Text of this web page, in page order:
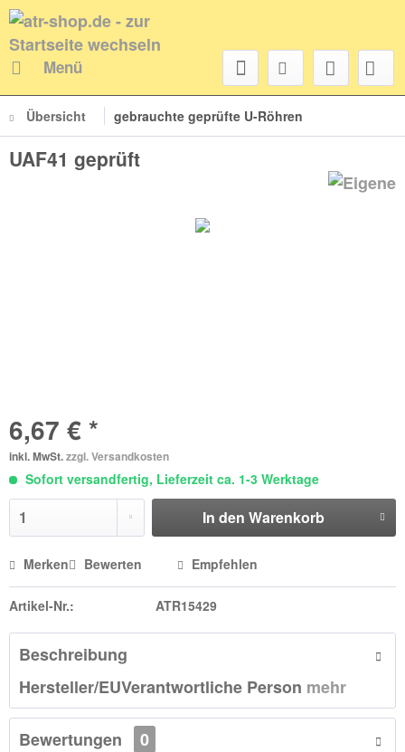
Menü
Übersicht gebrauchte geprüfte U-Röhren
UAF41 geprüft
6,67 € *
inkl. MwSt.zzgl. Versandkosten
Sofort versandfertig, Lieferzeit ca. 1-3 Werktage
In den Warenkorb
Merken Bewerten Empfehlen
Artikel-Nr.: ATR15429
Beschreibung
Hersteller/EUVerantwortliche Person mehr
Bewertungen
0